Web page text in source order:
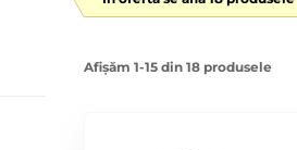
Afișăm 1-15 din 18 produsele